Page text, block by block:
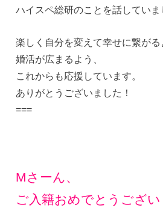
ハイスペ総研のことを話していま
楽しく自分を変えて幸せに繋がる
婚活が広まるよう、
これからも応援しています。
ありがとうございました！
===
Mさーん、
ご入籍おめでとうござ